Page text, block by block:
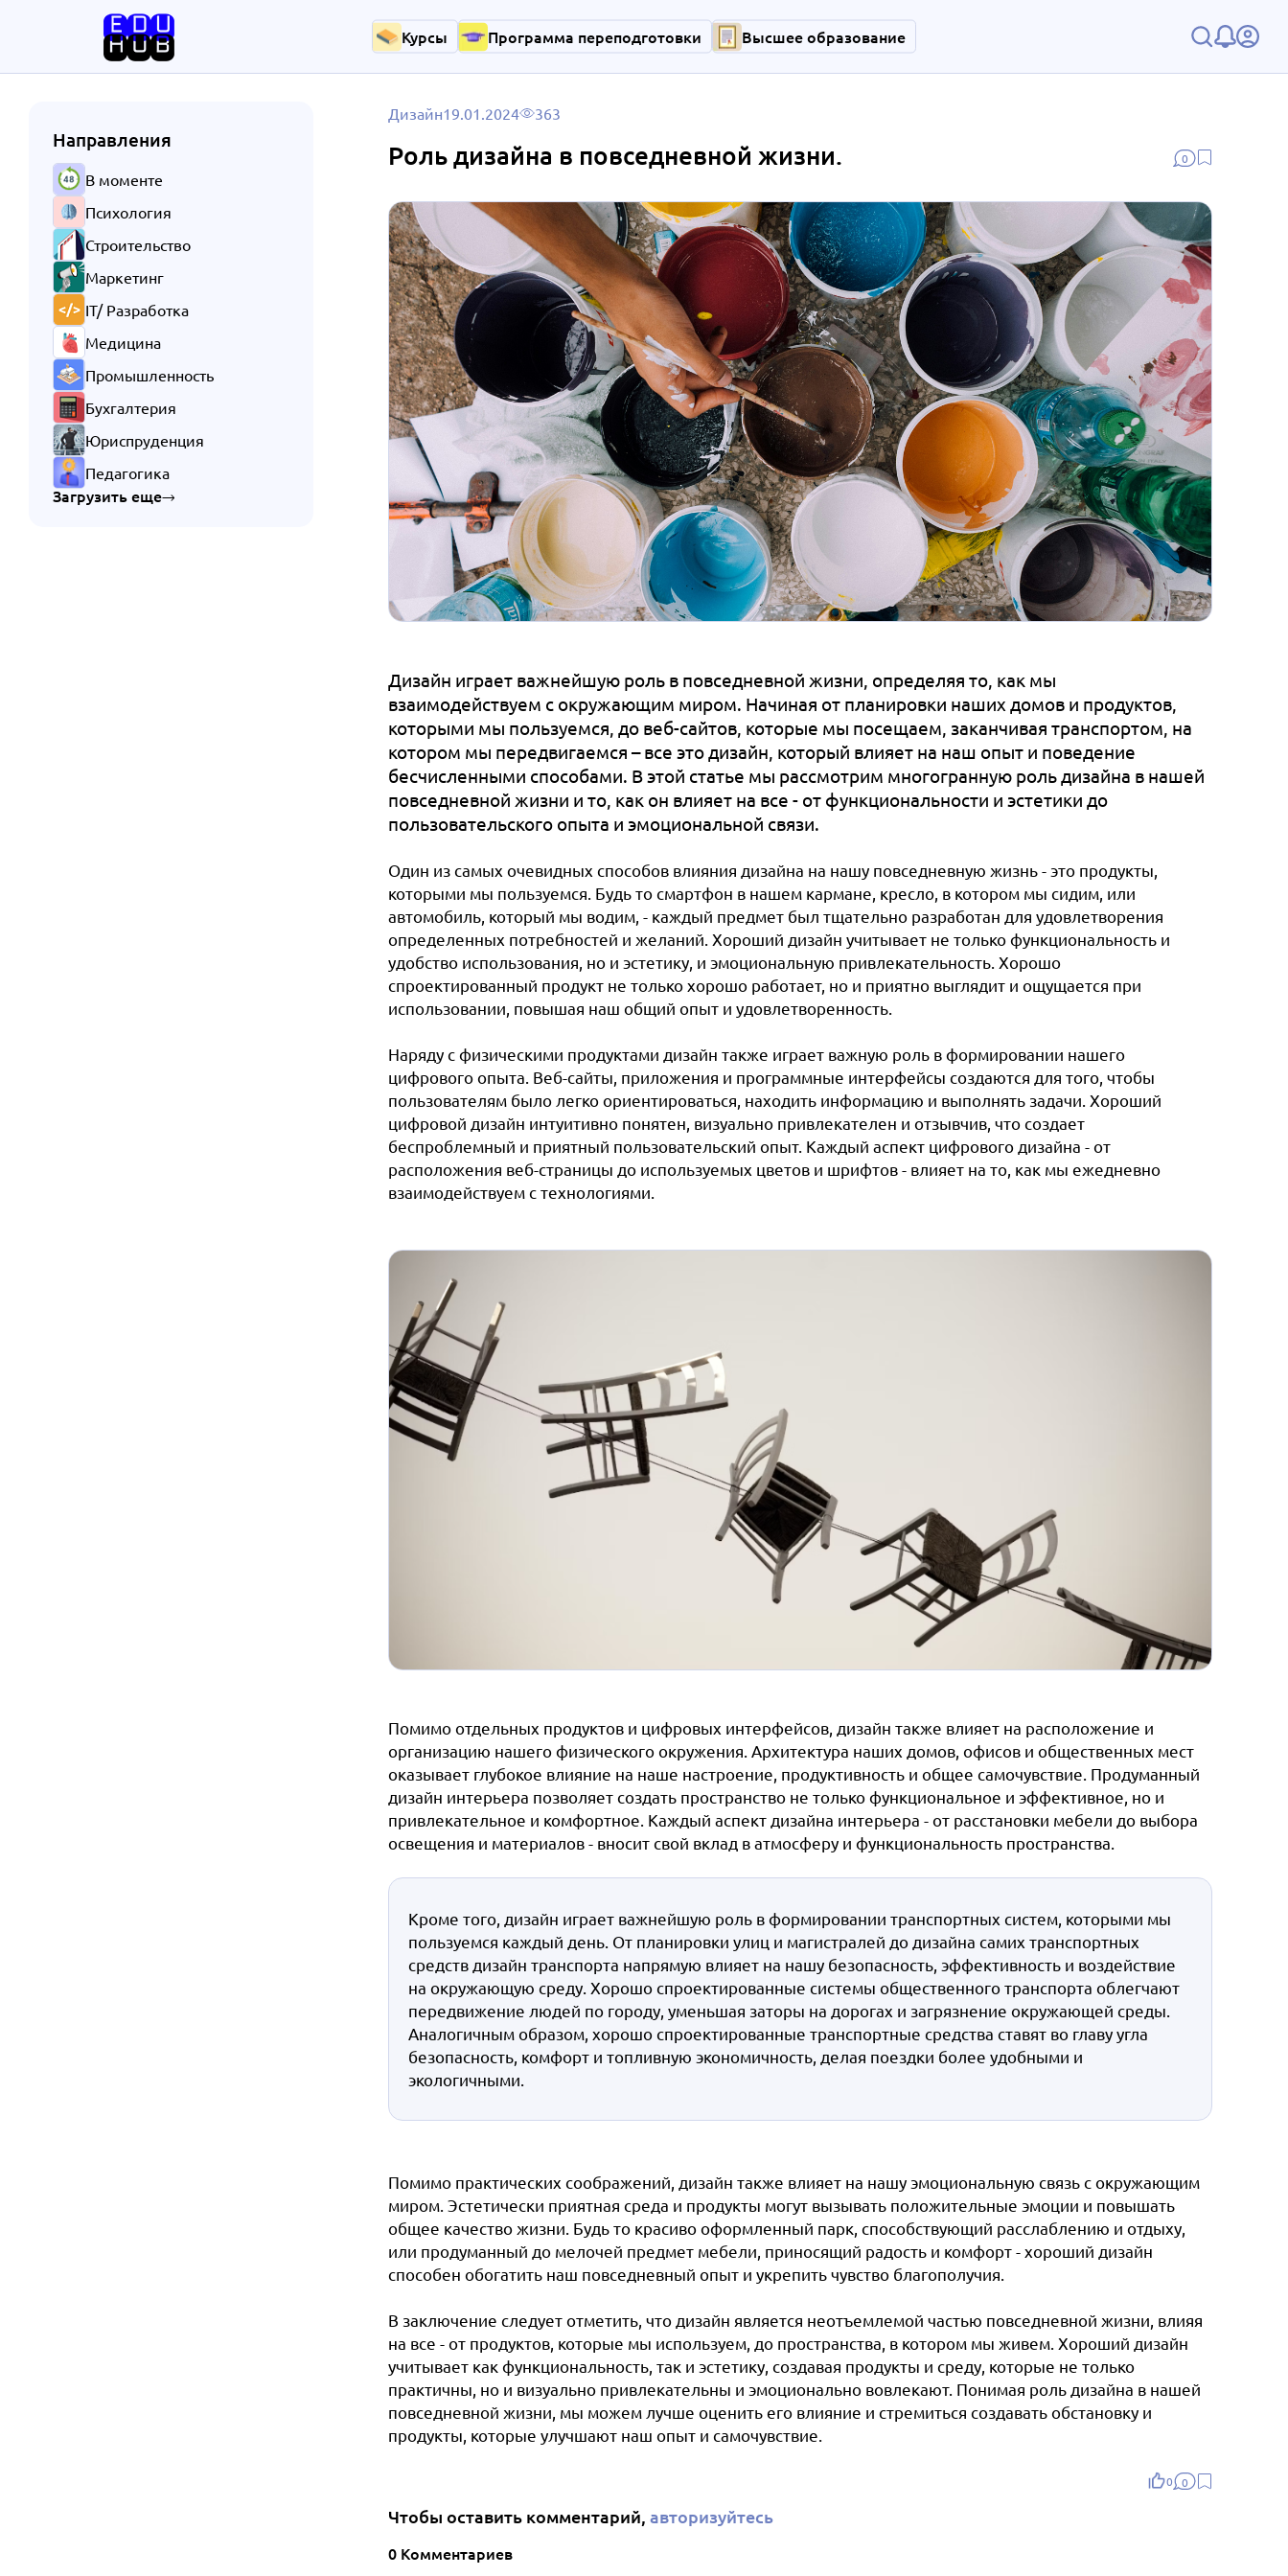
Курсы Программа переподготовки Высшее образование
Направления
В моменте
Психология
Строительство
Маркетинг
IT/ Разработка
Медицина
Промышленность
Бухгалтерия
Юриспруденция
Педагогика
Загрузить еще
0
Дизайн19.01.2024 363
Роль дизайна в повседневной жизни.
Дизайн играет важнейшую роль в повседневной жизни, определяя то, как мы
взаимодействуем с окружающим миром. Начиная от планировки наших домов и продуктов,
которыми мы пользуемся, до веб-сайтов, которые мы посещаем, заканчивая транспортом, на
котором мы передвигаемся – все это дизайн, который влияет на наш опыт и поведение
бесчисленными способами. В этой статье мы рассмотрим многогранную роль дизайна в нашей
повседневной жизни и то, как он влияет на все - от функциональности и эстетики до
пользовательского опыта и эмоциональной связи.
Один из самых очевидных способов влияния дизайна на нашу повседневную жизнь - это продукты,
которыми мы пользуемся. Будь то смартфон в нашем кармане, кресло, в котором мы сидим, или
автомобиль, который мы водим, - каждый предмет был тщательно разработан для удовлетворения
определенных потребностей и желаний. Хороший дизайн учитывает не только функциональность и
удобство использования, но и эстетику, и эмоциональную привлекательность. Хорошо
спроектированный продукт не только хорошо работает, но и приятно выглядит и ощущается при
использовании, повышая наш общий опыт и удовлетворенность.
Наряду с физическими продуктами дизайн также играет важную роль в формировании нашего
цифрового опыта. Веб-сайты, приложения и программные интерфейсы создаются для того, чтобы
пользователям было легко ориентироваться, находить информацию и выполнять задачи. Хороший
цифровой дизайн интуитивно понятен, визуально привлекателен и отзывчив, что создает
беспроблемный и приятный пользовательский опыт. Каждый аспект цифрового дизайна - от
расположения веб-страницы до используемых цветов и шрифтов - влияет на то, как мы ежедневно
взаимодействуем с технологиями.
Помимо отдельных продуктов и цифровых интерфейсов, дизайн также влияет на расположение и
организацию нашего физического окружения. Архитектура наших домов, офисов и общественных мест
оказывает глубокое влияние на наше настроение, продуктивность и общее самочувствие. Продуманный
дизайн интерьера позволяет создать пространство не только функциональное и эффективное, но и
привлекательное и комфортное. Каждый аспект дизайна интерьера - от расстановки мебели до выбора
освещения и материалов - вносит свой вклад в атмосферу и функциональность пространства.
Кроме того, дизайн играет важнейшую роль в формировании транспортных систем, которыми мы
пользуемся каждый день. От планировки улиц и магистралей до дизайна самих транспортных
средств дизайн транспорта напрямую влияет на нашу безопасность, эффективность и воздействие
на окружающую среду. Хорошо спроектированные системы общественного транспорта облегчают
передвижение людей по городу, уменьшая заторы на дорогах и загрязнение окружающей среды.
Аналогичным образом, хорошо спроектированные транспортные средства ставят во главу угла
безопасность, комфорт и топливную экономичность, делая поездки более удобными и
экологичными.
Помимо практических соображений, дизайн также влияет на нашу эмоциональную связь с окружающим
миром. Эстетически приятная среда и продукты могут вызывать положительные эмоции и повышать
общее качество жизни. Будь то красиво оформленный парк, способствующий расслаблению и отдыху,
или продуманный до мелочей предмет мебели, приносящий радость и комфорт - хороший дизайн
способен обогатить наш повседневный опыт и укрепить чувство благополучия.
В заключение следует отметить, что дизайн является неотъемлемой частью повседневной жизни, влияя
на все - от продуктов, которые мы используем, до пространства, в котором мы живем. Хороший дизайн
учитывает как функциональность, так и эстетику, создавая продукты и среду, которые не только
практичны, но и визуально привлекательны и эмоционально вовлекают. Понимая роль дизайна в нашей
повседневной жизни, мы можем лучше оценить его влияние и стремиться создавать обстановку и
продукты, которые улучшают наш опыт и самочувствие.
0 0
Чтобы оставить комментарий, авторизуйтесь
0 Комментариев